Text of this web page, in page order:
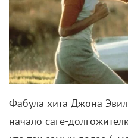
Фабула хита Джона
начало саге-
традиционных японских
в кино, ни в жизни не